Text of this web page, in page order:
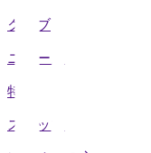
クラブ
ニュース
特集
スタッツ